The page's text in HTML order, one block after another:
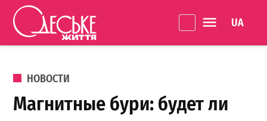
Перейти к содержанию
життя
ОПУБЛИКОВАНО В
НОВОСТИ
Магнитные бури: будет ли